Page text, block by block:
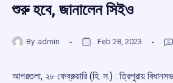
শুরু হবে, জানালেন সিইও
By admin Feb 28, 2023
আগরতলা, ২৮ ফেব্রুয়ারি (হি. স.) : ত্রিপুরায় বিধানসভা